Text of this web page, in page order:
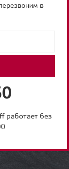
в
работает без